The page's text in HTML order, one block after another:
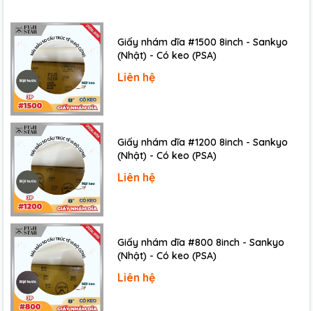
Giấy nhám dĩa #1500 8inch - Sankyo
(Nhật) - Có keo (PSA)
Liên hệ
Giấy nhám dĩa #1200 8inch - Sankyo
(Nhật) - Có keo (PSA)
Liên hệ
Giấy nhám dĩa #800 8inch - Sankyo
(Nhật) - Có keo (PSA)
Liên hệ